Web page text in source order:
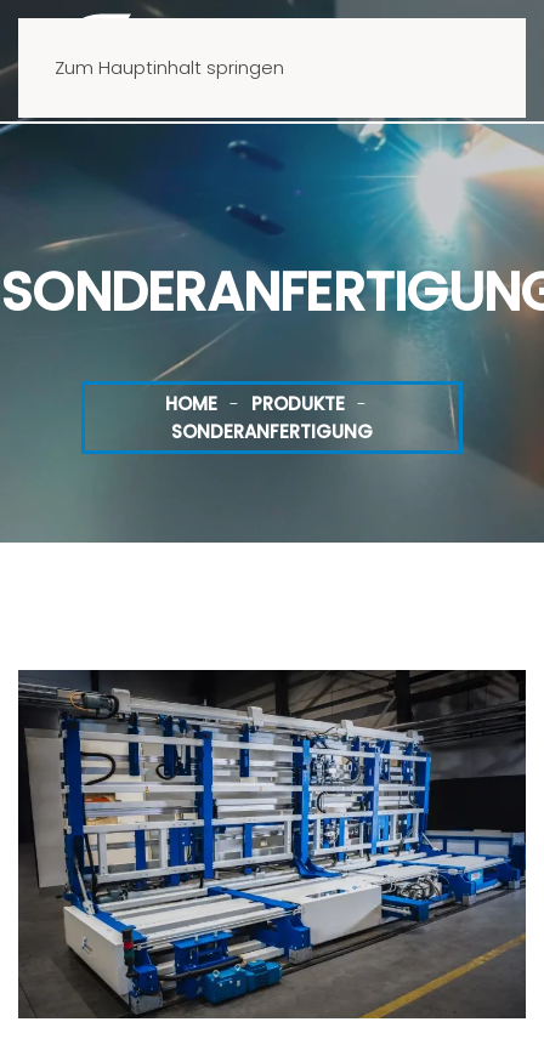
Zum Hauptinhalt springen
HOME
PRODUKTE
SONDERANFERTIGUNG